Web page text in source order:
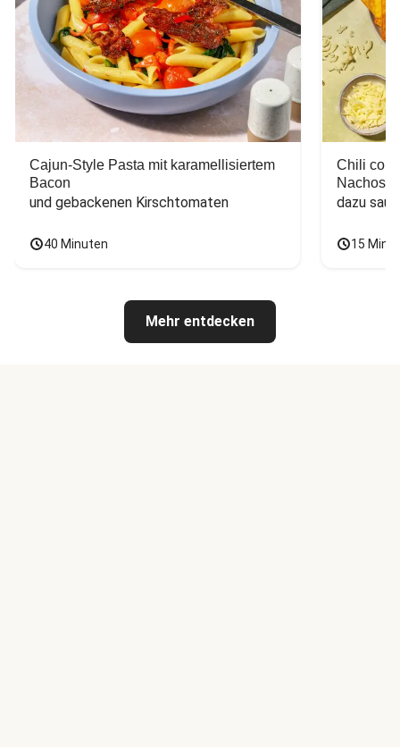
Cajun-Style Pasta mit karamellisiertem
Bacon
und gebackenen Kirschtomaten
40 Minuten
Chili con
Nachos
dazu
15
Mehr entdecken